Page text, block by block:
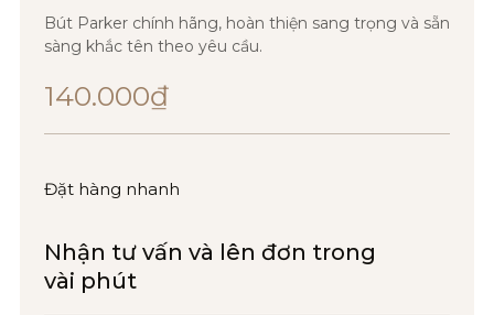
Bút Parker chính hãng, hoàn thiện sang trọng và sẵn
sàng khắc tên theo yêu cầu.
140.000₫
Đặt hàng nhanh
Nhận tư vấn và lên đơn trong
vài phút